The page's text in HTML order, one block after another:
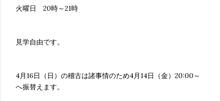
火曜日 20時～21時
見学自由です。
4月16日（日）の稽古は諸事情のため4月14日（金）20:00～
へ振替えます。